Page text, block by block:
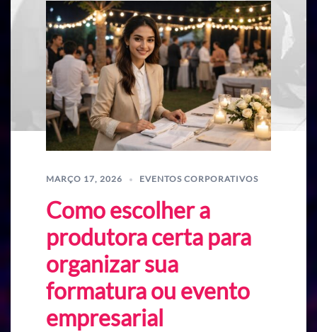
MARÇO 17, 2026 EVENTOS CORPORATIVOS
Como escolher a
produtora certa para
organizar sua
formatura ou evento
empresarial